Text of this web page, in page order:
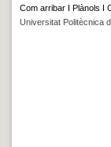
Com arribar I Plànols I
Universitat Politècnica